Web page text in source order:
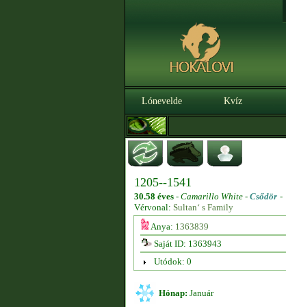
Lónevelde Kvíz
1205--1541
30.58 éves - Camarillo White - Csődör -
Vérvonal: Sultan‘ s Family
Anya: 1363839
Saját ID: 1363943
Utódok: 0
Hónap: Január